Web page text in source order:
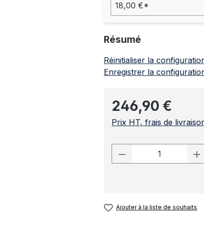
18,00 €*
Résumé
Réinitialiser la
Enregistrer la
Prix régulier :
246,90 €
Prix HT, frais de
Quantité de
Ajouter à la liste de souhaits